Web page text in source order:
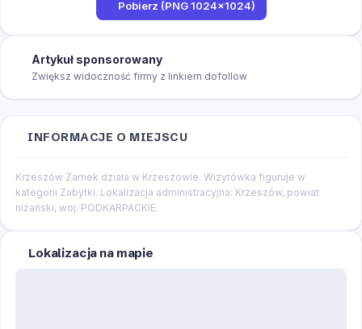
Pobierz (PNG 1024×1024)
Artykuł sponsorowany
Zwiększ widoczność firmy z linkiem dofollow
INFORMACJE O MIEJSCU
Krzeszów Zamek działa w Krzeszowie. Wizytówka figuruje w
kategorii Zabytki. Lokalizacja administracyjna: Krzeszów, powiat
niżański, woj. PODKARPACKIE.
Lokalizacja na mapie